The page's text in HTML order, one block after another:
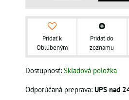
Pridať k
Obľúbeným
Pridať do
zoznamu
Dostupnosť: Skladová položka
UPS nad